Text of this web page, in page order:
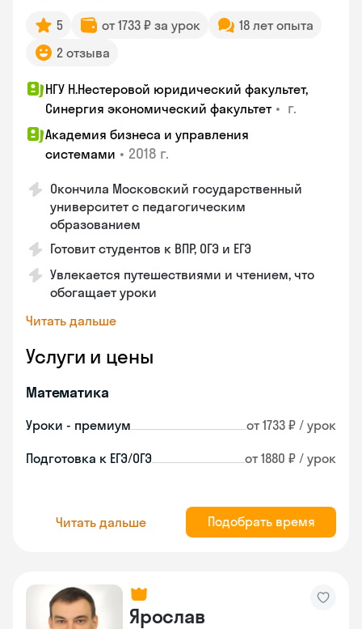
5 от 1733 ₽ за урок
18 лет опыта
2 отзыва
НГУ Н.Нестеровой юридический факультет,
Синергия экономический факультет • г.
Академия бизнеса и управления
системами • 2018 г.
Окончила Московский государственный
университет с педагогическим
образованием
Готовит студентов к ВПР, ОГЭ и ЕГЭ
Увлекается путешествиями и чтением, что
обогащает уроки
Читать дальше
Услуги и цены
Математика
Уроки - премиум от 1733 ₽ / урок
Подготовка к ЕГЭ/ОГЭ от 1880 ₽ / урок
Читать дальше Подобрать время
Ярослав